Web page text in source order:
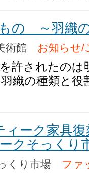
の ～羽織
術館 お知らせ/
許されたの
織の種類と
ーク家具復
クそっくり
くり市場 ファ